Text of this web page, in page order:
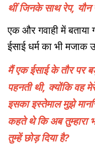
थीं जिनके साथ रेप, यौन
एक और गवाही में बताया
ईसाई धर्म का भी मजाक
मैं एक ईसाई के तौर पर
पहनती थी, क्योंकि वह
इसका इस्तेमाल मुझे
कहते थे कि अब तुम्हारा
तुम्हें छोड़ दिया है?